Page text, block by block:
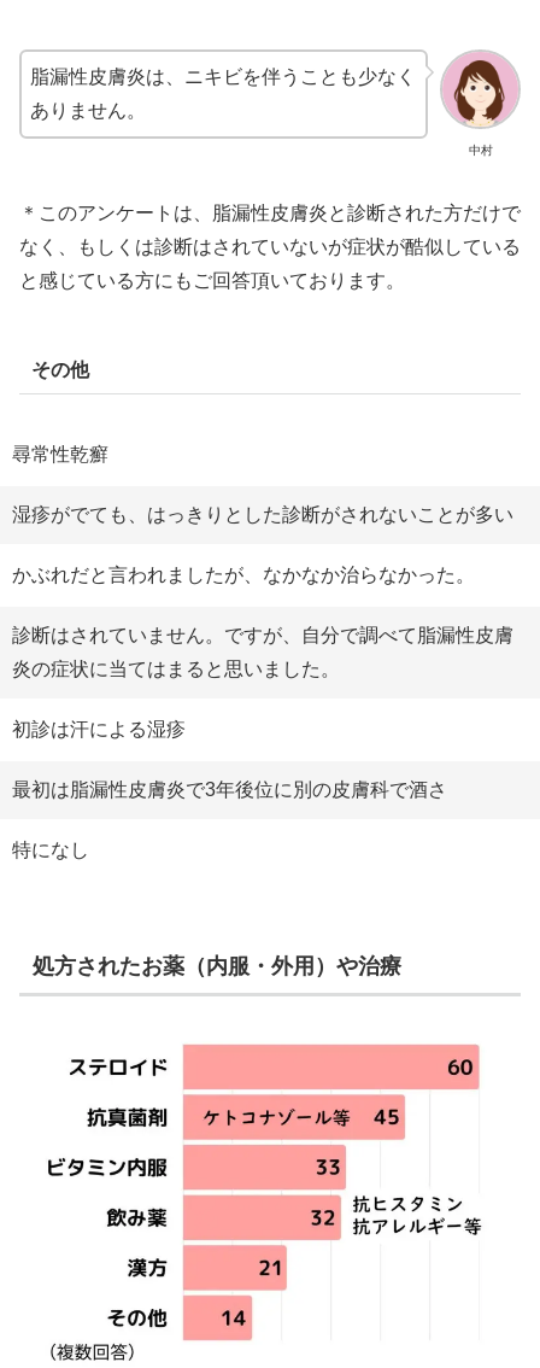
中村
脂漏性皮膚炎は、ニキビを伴うことも少なく
ありません。
＊このアンケートは、脂漏性皮膚炎と診断された方だけで
なく、もしくは診断はされていないが症状が酷似している
と感じている方にもご回答頂いております。
その他
尋常性乾癬
湿疹がでても、はっきりとした診断がされないことが多い
かぶれだと言われましたが、なかなか治らなかった。
診断はされていません。ですが、自分で調べて脂漏性皮膚
炎の症状に当てはまると思いました。
初診は汗による湿疹
最初は脂漏性皮膚炎で3年後位に別の皮膚科で酒さ
特になし
処方されたお薬（内服・外用）や治療